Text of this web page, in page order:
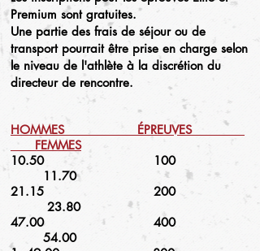
Premium sont gratuites.
Une partie des frais de séjour ou de
transport pourrait être prise en charge selon
le niveau de l'athlète à la discrétion du
directeur de rencontre.
HOMMES ÉPREUVES
FEMMES
10.50 100
11.70
21.15 200
23.80
47.00 400
54.00